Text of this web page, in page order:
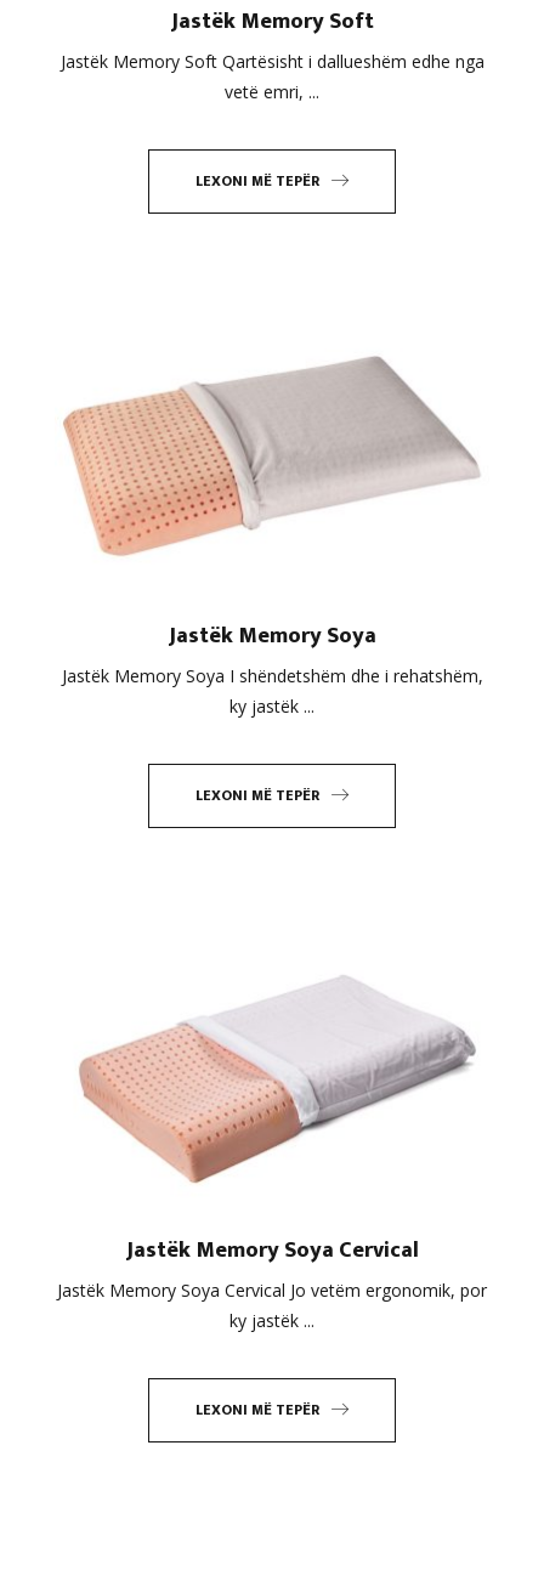
Jastëk Memory Soft
Jastëk Memory Soft Qartësisht i dallueshëm edhe nga
vetë emri, ...
LEXONI MË TEPËR
Jastëk Memory Soya
Jastëk Memory Soya I shëndetshëm dhe i rehatshëm,
ky jastëk ...
LEXONI MË TEPËR
Jastëk Memory Soya Cervical
Jastëk Memory Soya Cervical Jo vetëm ergonomik, por
ky jastëk ...
LEXONI MË TEPËR